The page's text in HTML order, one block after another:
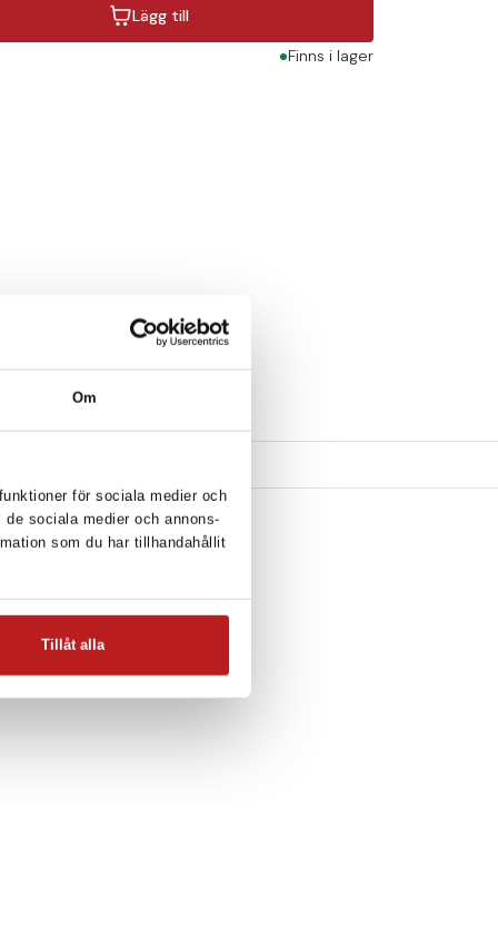
Om
för sociala medier och
sociala medier och annons-
som du har tillhandahållit
Tillåt alla
Lägg till
Finns i lager